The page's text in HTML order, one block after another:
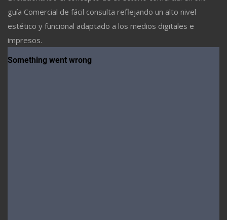
guía Comercial de fácil consulta reflejando un alto nivel
estético y funcional adaptado a los medios digitales e
impresos.